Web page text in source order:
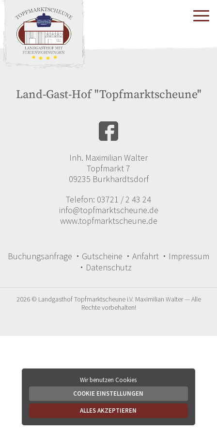
Land-Gast-Hof "Topfmarktscheune"
Inh. Maximilian Walter
Topfmarkt 7
09235 Burkhardtsdorf
Telefon: 03721 / 2 43 24
info@topfmarktscheune.de
www.topfmarktscheune.de
Buchungsanfrage Gutscheine Anfahrt
Impressum
Datenschutz
2026 © Landgasthof Topfmarktscheune i.V. Maximilian Walter — Alle
Rechte vorbehalten!
Wir benutzen Cookies
COOKIE EINSTELLUNGEN
ALLES AKZEPTIEREN